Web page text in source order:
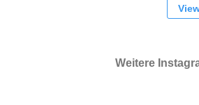
Weitere